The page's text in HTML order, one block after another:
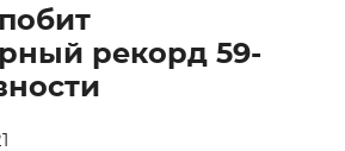
рекорд 59-